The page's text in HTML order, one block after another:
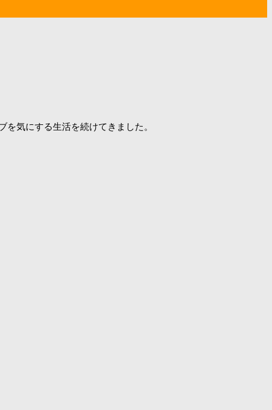
気にする生活を続けてきました。